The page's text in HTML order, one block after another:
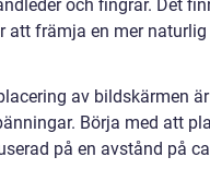
och fingrar. Det
att främja en mer
av bildskärmen
Börja med att
på en avstånd på